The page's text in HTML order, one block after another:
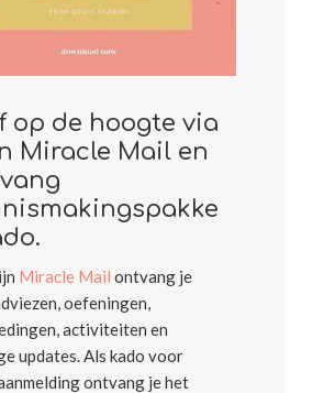
op de hoogte via
Miracle Mail en
Miracle Mail ontvang je
oefeningen,
activiteiten en
updates. Als kado voor
ontvang je het